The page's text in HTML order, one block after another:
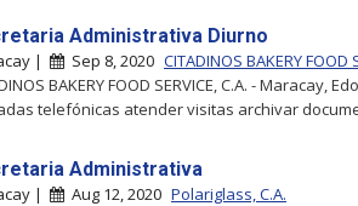
Administrativa Diurno
| Sep 8, 2020 CITADINOS BAKERY FOOD
BAKERY FOOD SERVICE, C.A. -
telefónicas atender visitas archivar
Administrativa
| Aug 12, 2020 Polariglass, C.A.